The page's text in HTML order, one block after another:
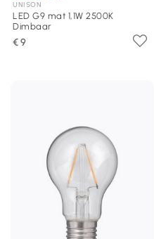
UNISON
LED G9 mat 1,1W 2500K
Dimbaar
€ 9